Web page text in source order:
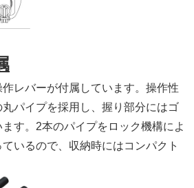
レバーが付属しています。操作性
パイプを採用し、握り部分にはゴ
す。2本のパイプをロック機構によ
いるので、収納時にはコンパクト